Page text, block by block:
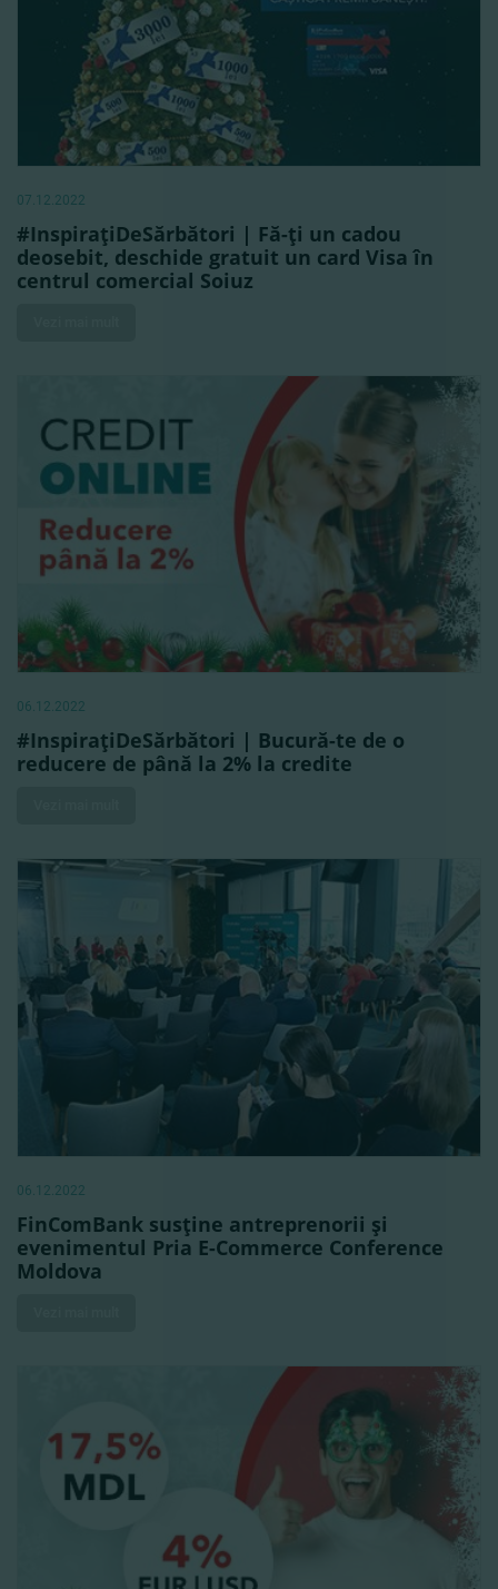
07.12.2022
#InspiraţiDeSărbători | Fă-ţi un cadou
deosebit, deschide gratuit un card Visa în
centrul comercial Soiuz
06.12.2022
#InspiraţiDeSărbători | Bucură-te de o
reducere de până la 2% la credite
06.12.2022
FinComBank susţine antreprenorii şi
evenimentul Pria E-Commerce Conference
Moldova